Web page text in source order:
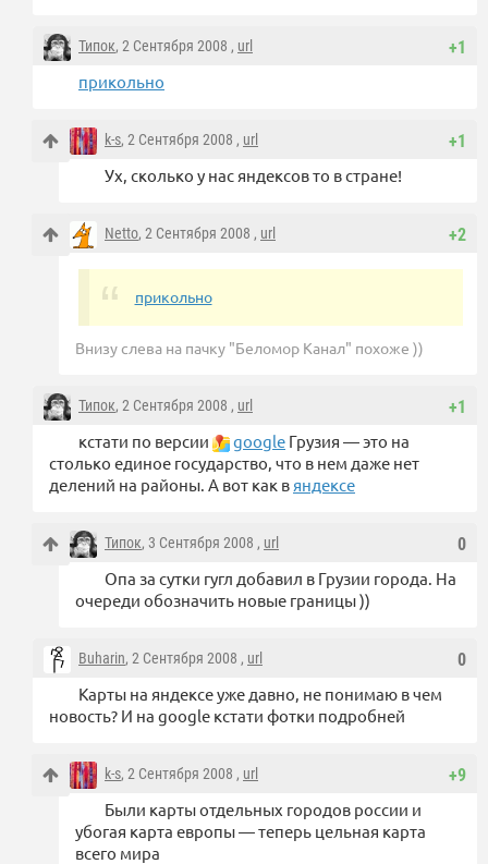
+1
Типок, 2 Сентября 2008 , url
прикольно
+1
k-s, 2 Сентября 2008 , url
Ух, сколько у нас яндексов то в стране!
+2
Netto, 2 Сентября 2008 , url
прикольно
Внизу слева на пачку "Беломор Канал" похоже ))
+1
Типок, 2 Сентября 2008 , url
кстати по версии google Грузия — это на
столько единое государство, что в нем даже нет
делений на районы. А вот как в яндексе
0
Типок, 3 Сентября 2008 , url
Опа за сутки гугл добавил в Грузии города. На
очереди обозначить новые границы ))
0
Buharin, 2 Сентября 2008 , url
Карты на яндексе уже давно, не понимаю в чем
новость? И на google кстати фотки подробней
+9
k-s, 2 Сентября 2008 , url
Были карты отдельных городов россии и
убогая карта европы — теперь цельная карта
всего мира